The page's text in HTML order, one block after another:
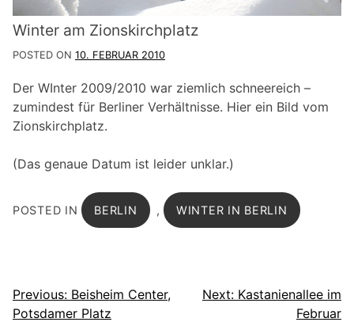
Winter am Zionskirchplatz
POSTED ON 10. FEBRUAR 2010
Der WInter 2009/2010 war ziemlich schneereich –
zumindest für Berliner Verhältnisse. Hier ein Bild vom
Zionskirchplatz.
(Das genaue Datum ist leider unklar.)
POSTED IN BERLIN , WINTER IN BERLIN
Beitragsnavigation
Previous: Beisheim Center,
Potsdamer Platz
Next: Kastanienallee im
Februar